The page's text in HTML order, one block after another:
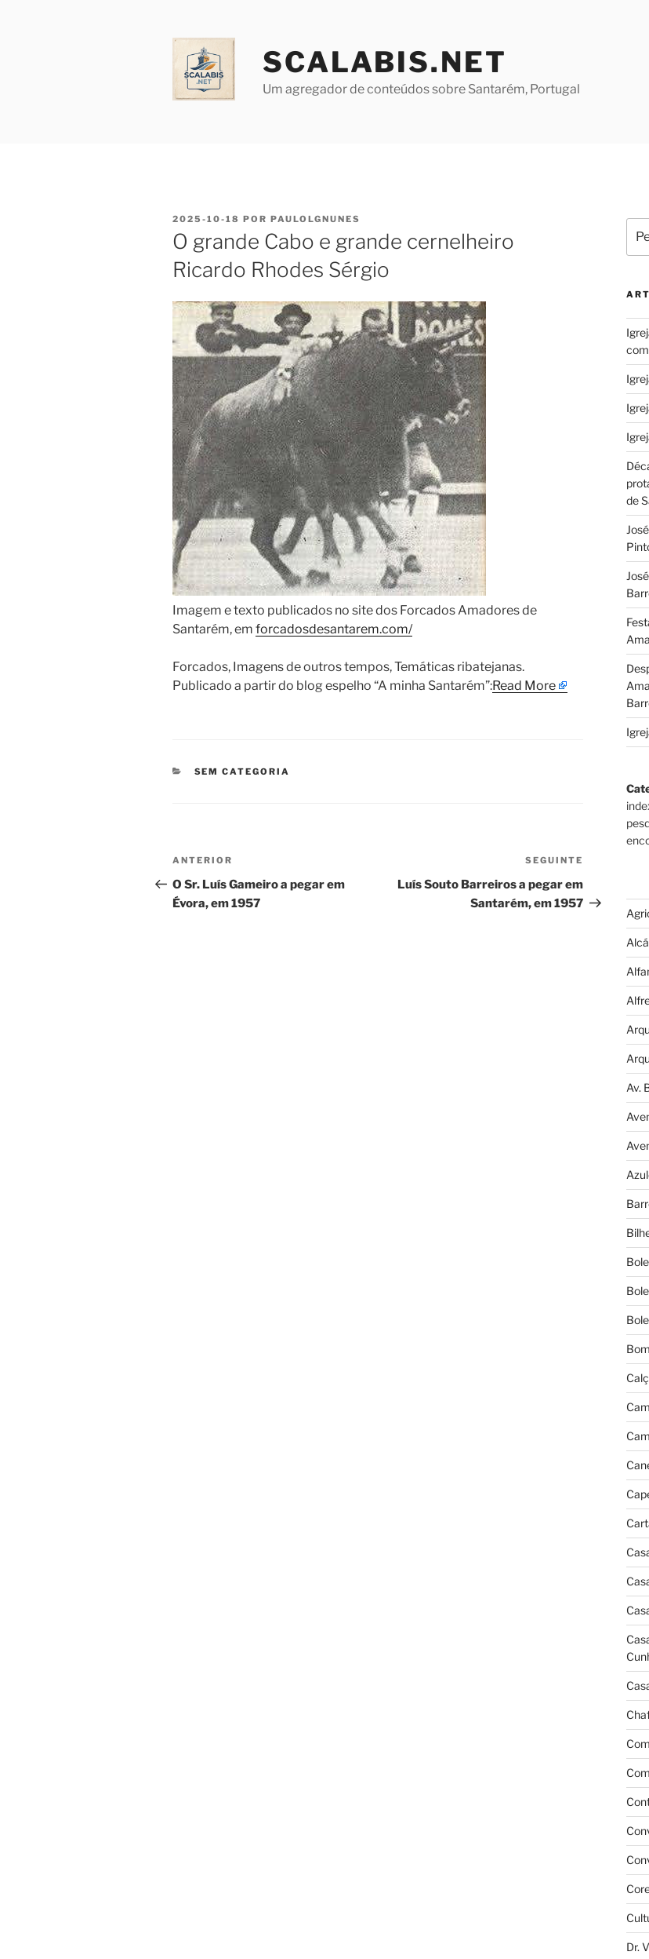
SCALABIS.NET
Um agregador de conteúdos sobre Santarém, Portugal
PUBLICADO
EM
2025-10-18 POR PAULOLGNUNES
O grande Cabo e grande cernelheiro
Ricardo Rhodes Sérgio
Imagem e texto publicados no site dos Forcados Amadores de
Santarém, em forcadosdesantarem.com/
​Forcados, Imagens de outros tempos, Temáticas ribatejanas. ​
Publicado a partir do blog espelho “A minha Santarém”:Read More
CATEGORIAS
SEM CATEGORIA
Navegação
de
artigos
Conteúdo
anterior
ANTERIOR
O Sr. Luís Gameiro a pegar em
Évora, em 1957
seguinte
SEGUINTE
Luís Souto Barreiros a pegar em
Santarém, em 1957
por:
de
Av.
Dr.